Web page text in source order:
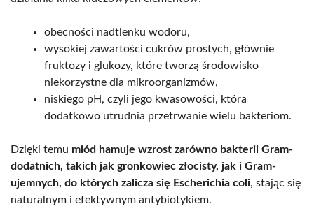
obecności nadtlenku wodoru,
wysokiej zawartości cukrów prostych, głównie
fruktozy i glukozy, które tworzą środowisko
niekorzystne dla mikroorganizmów,
niskiego pH, czyli jego kwasowości, która
dodatkowo utrudnia przetrwanie wielu bakteriom.
Dzięki temu miód hamuje wzrost zarówno bakterii Gram-
dodatnich, takich jak gronkowiec złocisty, jak i Gram-
ujemnych, do których zalicza się Escherichia coli, stając się
naturalnym i efektywnym antybiotykiem.